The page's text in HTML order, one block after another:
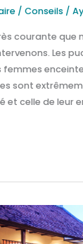
/ Conseils /
courante que
Les
sont
et celle de leur